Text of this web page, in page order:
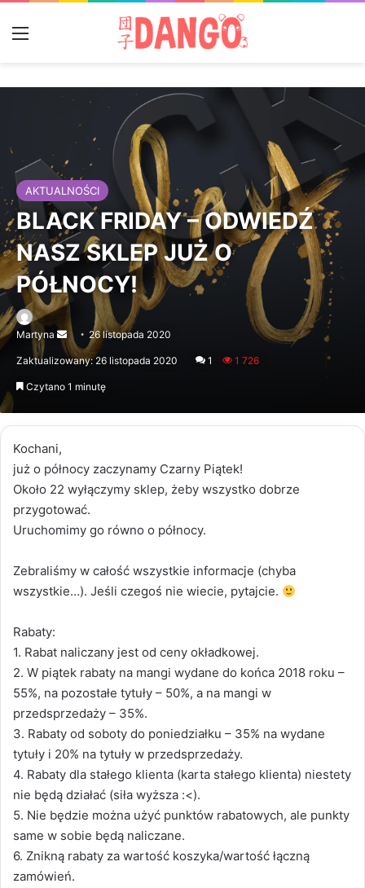
AKTUALNOŚCI
BLACK FRIDAY – ODWIEDŹ
NASZ SKLEP JUŻ O
PÓŁNOCY!
Martyna
Send
an
26 listopada 2020
Zaktualizowany: 26 listopada 2020 1 1 726
Czytano 1 minutę
Kochani,
już o północy zaczynamy Czarny Piątek!
Około 22 wyłączymy sklep, żeby wszystko dobrze
przygotować.
Uruchomimy go równo o północy.
Zebraliśmy w całość wszystkie informacje (chyba
wszystkie…). Jeśli czegoś nie wiecie, pytajcie.
Rabaty:
1. Rabat naliczany jest od ceny okładkowej.
2. W piątek rabaty na mangi wydane do końca 2018 roku –
55%, na pozostałe tytuły – 50%, a na mangi w
przedsprzedaży – 35%.
3. Rabaty od soboty do poniedziałku – 35% na wydane
tytuły i 20% na tytuły w przedsprzedaży.
4. Rabaty dla stałego klienta (karta stałego klienta) niestety
nie będą działać (siła wyższa :<).
5. Nie będzie można użyć punktów rabatowych, ale punkty
same w sobie będą naliczane.
6. Znikną rabaty za wartość koszyka/wartość łączną
zamówień.